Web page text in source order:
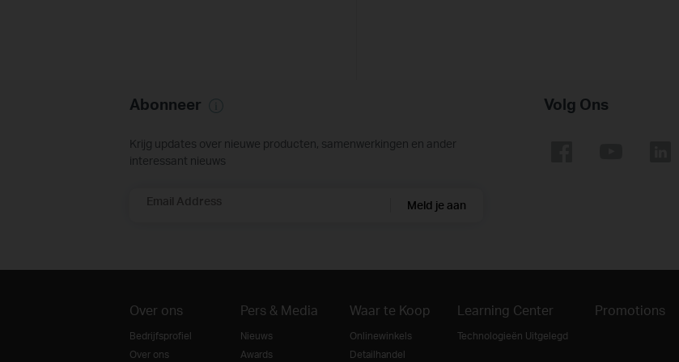
Abonneer
Krijg updates over nieuwe producten, samenwerkingen en ander
interessant nieuws
Email Address Meld je aan
Volg Ons
Over ons
Bedrijfsprofiel
Over ons
Pers & Media
Nieuws
Awards
Waar te Koop
Onlinewinkels
Detailhandel
Learning Center
Technologieën Uitgelegd
Promotions